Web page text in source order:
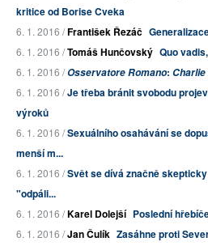
kritice od Borise Cveka
6. 1. 2016 /František Řezáč
6. 1. 2016 /Tomáš Hunčovský Quo
6. 1. 2016 /Osservatore Romano: Charlie
6. 1. 2016 /Je třeba bránit svobodu
výroků
6. 1. 2016 /Sexuálního osahávání se
menší m...
6. 1. 2016 /Svět se dívá značně
"odpáli...
6. 1. 2016 /Karel Dolejší Poslední
6. 1. 2016 /Jan Čulík Zasáhne proti